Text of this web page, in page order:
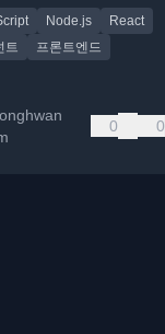
Node.js
React
트
프론트엔드
0 0